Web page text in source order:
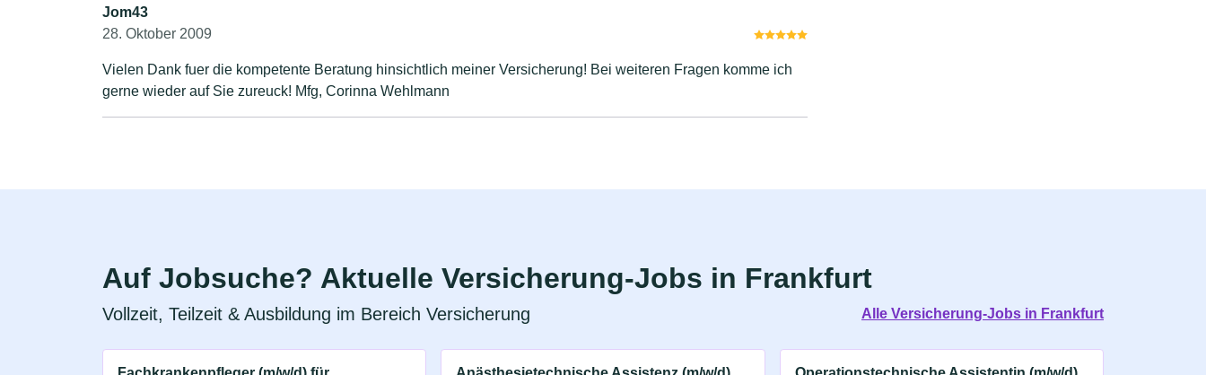
Jom43
28. Oktober 2009
Vielen Dank fuer die kompetente Beratung hinsichtlich meiner Versicherung! Bei weiteren Fragen komme ich
gerne wieder auf Sie zureuck! Mfg, Corinna Wehlmann
Auf Jobsuche? Aktuelle Versicherung-Jobs in Frankfurt
Vollzeit, Teilzeit & Ausbildung im Bereich Versicherung Alle Versicherung-Jobs in Frankfurt